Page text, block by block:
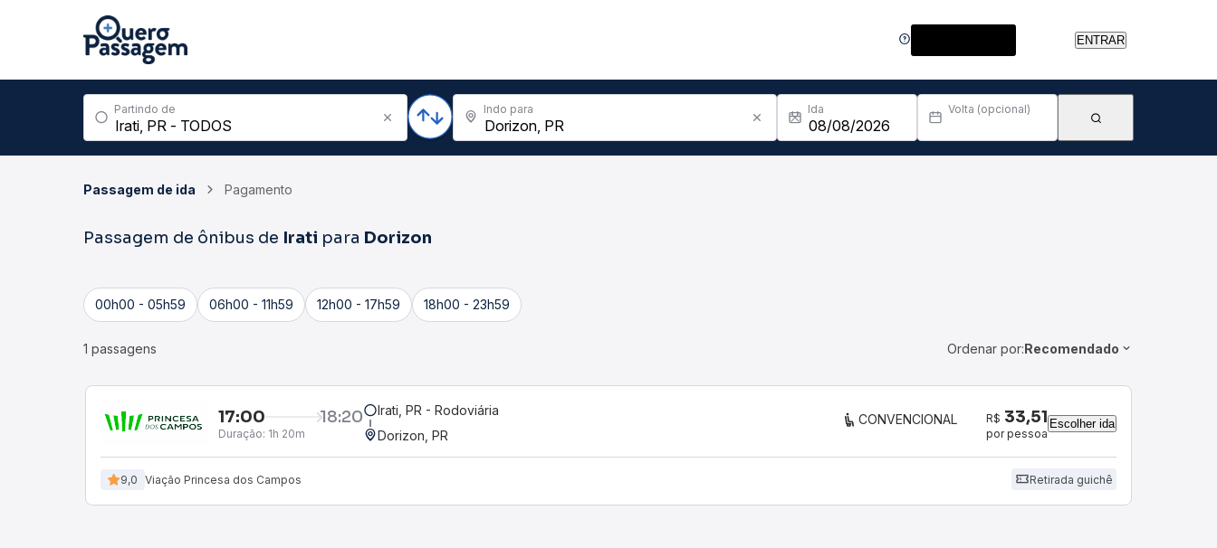
ENTRAR
Partindo de Indo para Ida Volta (opcional)
Passagem de ida Pagamento
Passagem de ônibus de Irati para Dorizon
00h00 - 05h59 06h00 - 11h59 12h00 - 17h59 18h00 - 23h59
1 passagens Ordenar por:Recomendado
17:00 18:20
Duração: 1h 20m
Irati, PR - Rodoviária
Dorizon, PR
CONVENCIONAL R$ 33,51
por pessoa
Escolher ida
9,0 Viação Princesa dos Campos Retirada guichê